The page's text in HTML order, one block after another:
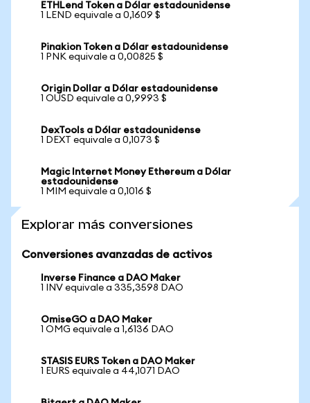
ETHLend Token a Dólar estadounidense
1 LEND equivale a 0,1609 $
Pinakion Token a Dólar estadounidense
1 PNK equivale a 0,00825 $
Origin Dollar a Dólar estadounidense
1 OUSD equivale a 0,9993 $
DexTools a Dólar estadounidense
1 DEXT equivale a 0,1073 $
Magic Internet Money Ethereum a Dólar
estadounidense
1 MIM equivale a 0,1016 $
Explorar más conversiones
Conversiones avanzadas de activos
Inverse Finance a DAO Maker
1 INV equivale a 335,3598 DAO
OmiseGO a DAO Maker
1 OMG equivale a 1,6136 DAO
STASIS EURS Token a DAO Maker
1 EURS equivale a 44,1071 DAO